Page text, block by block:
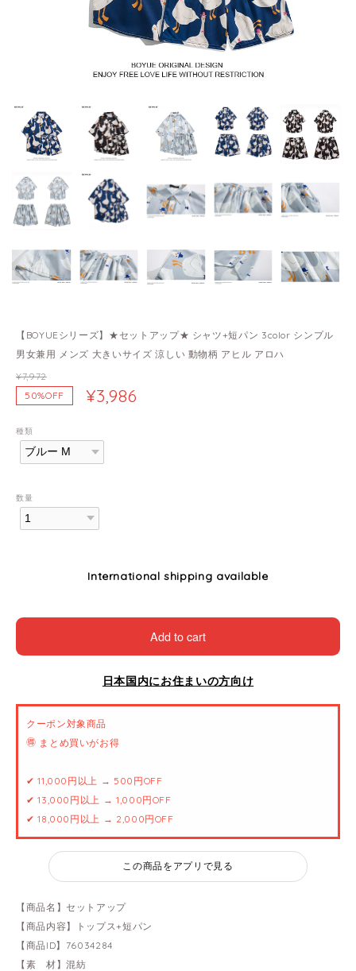
【BOYUEシリーズ】★セットアップ★ シャツ+短パン 3color シンプル
男女兼用 メンズ 大きいサイズ 涼しい 動物柄 アヒル アロハ
¥7,972
50%OFF
¥3,986
種類
数量
International shipping available
Add to cart
日本国内にお住まいの方向け
クーポン対象商品
🉐 まとめ買いがお得
✔ 11,000円以上 → 500円OFF
✔ 13,000円以上 → 1,000円OFF
✔ 18,000円以上 → 2,000円OFF
この商品をアプリで見る
【商品名】セットアップ
【商品内容】トップス+短パン
【商品ID】76034284
【素 材】混紡